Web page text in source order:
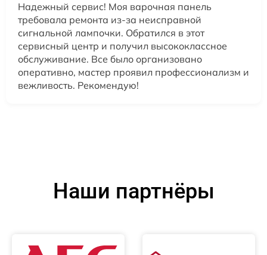
Надежный сервис! Моя варочная панель
требовала ремонта из-за неисправной
сигнальной лампочки. Обратился в этот
сервисный центр и получил высококлассное
обслуживание. Все было организовано
оперативно, мастер проявил профессионализм и
вежливость. Рекомендую!
Наши партнёры